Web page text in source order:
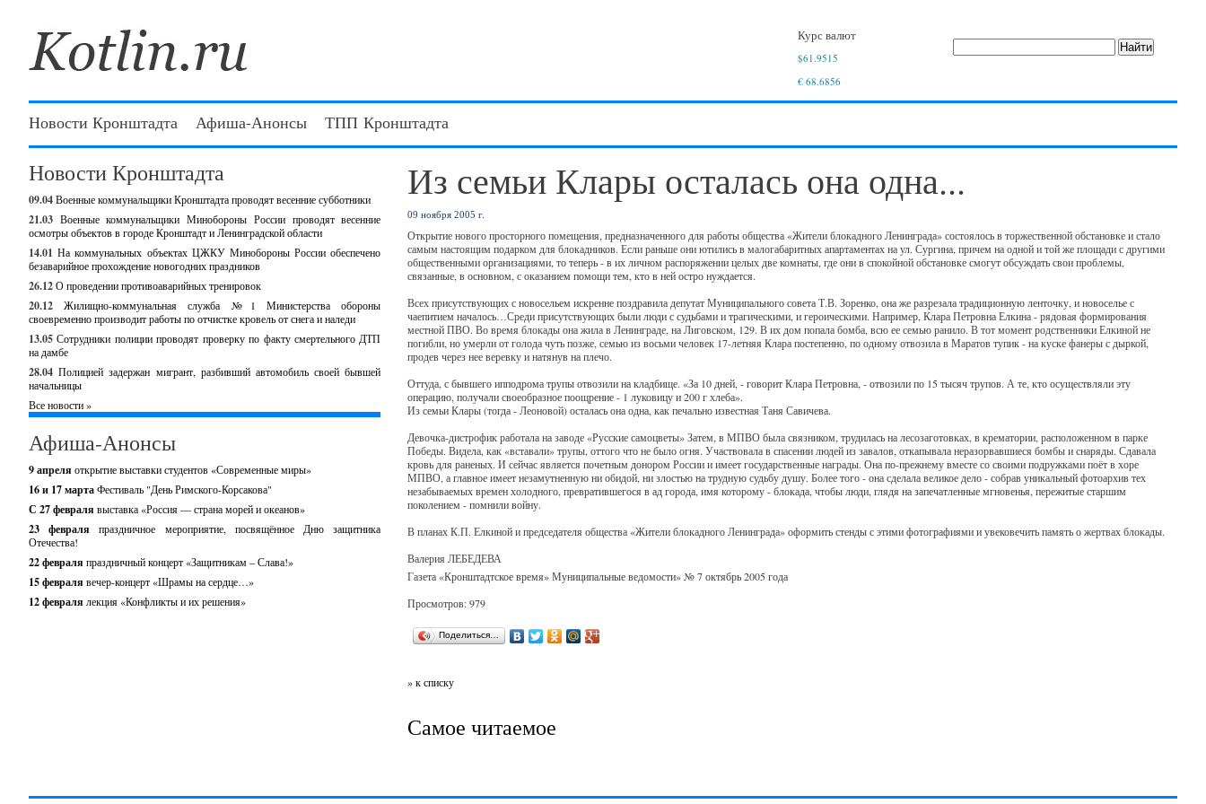
Курс валют
$61.9515
€ 68.6856
Новости Кронштадта Афиша-Анонсы ТПП Кронштадта
Новости Кронштадта
09.04Военные коммунальщики Кронштадта проводят весенние субботники
21.03 Военные коммунальщики Минобороны России проводят весенние
осмотры объектов в городе Кронштадт и Ленинградской области
14.01 На коммунальных объектах ЦЖКУ Минобороны России обеспечено
безаварийное прохождение новогодних праздников
26.12О проведении противоаварийных тренировок
20.12
Жилищно-коммунальная служба №1 Министерства обороны
своевременно производит работы по отчистке кровель от снега и наледи
13.05 Сотрудники полиции проводят проверку по факту смертельного ДТП
на дамбе
28.04 Полицией задержан мигрант, разбивший автомобиль своей бывшей
начальницы
Все новости »
Афиша-Анонсы
9 апреля открытие выставки студентов «Современные миры»
16 и 17 мартаФестиваль "День Римского-Корсакова"
С 27 февраля выставка «Россия — страна морей и океанов»
23 февраляпраздничное мероприятие, посвящённое Дню защитника
Отечества!
22 февраля праздничный концерт «Защитникам – Слава!»
15 февраля вечер-концерт «Шрамы на сердце…»
12 февраля лекция «Конфликты и их решения»
Из семьи Клары осталась она одна...
09 ноября 2005 г.
Открытие нового просторного помещения, предназначенного для работы общества «Жители блокадного Ленинграда» состоялось в торжественной обстановке и стало
самым настоящим подарком для блокадников. Если раньше они ютились в малогабаритных апартаментах на ул. Сургина, причем на одной и той же площади с другими
общественными организациями, то теперь - в их личном распоряжении целых две комнаты, где они в спокойной обстановке смогут обсуждать свои проблемы,
связанные, в основном, с оказанием помощи тем, кто в ней остро нуждается.
Всех присутствующих с новосельем искренне поздравила депутат Муниципального совета Т.В. Зоренко, она же разрезала традиционную ленточку, и новоселье с
чаепитием началось…Среди присутствующих были люди с судьбами и трагическими, и героическими. Например, Клара Петровна Елкина - рядовая формирования
местной ПВО. Во время блокады она жила в Ленинграде, на Лиговском, 129. В их дом попала бомба, всю ее семью ранило. В тот момент родственники Елкиной не
погибли, но умерли от голода чуть позже, семью из восьми человек 17-летняя Клара постепенно, по одному отвозила в Маратов тупик - на куске фанеры с дыркой,
продев через нее веревку и натянув на плечо.
Оттуда, с бывшего ипподрома трупы отвозили на кладбище. «За 10 дней, - говорит Клара Петровна, - отвозили по 15 тысяч трупов. А те, кто осуществляли эту
операцию, получали своеобразное поощрение - 1 луковицу и 200 г хлеба».
Из семьи Клары (тогда - Леоновой) осталась она одна, как печально известная Таня Савичева.
Девочка-дистрофик работала на заводе «Русские самоцветы» Затем, в МПВО была связником, трудилась на лесозаготовках, в крематории, расположенном в парке
Победы. Видела, как «вставали» трупы, оттого что не было огня. Участвовала в спасении людей из завалов, откапывала неразорвавшиеся бомбы и снаряды. Сдавала
кровь для раненых. И сейчас является почетным донором России и имеет государственные награды. Она по-прежнему вместе со своими подружками поёт в хоре
МПВО, а главное имеет незамутненную ни обидой, ни злостью на трудную судьбу душу. Более того - она сделала великое дело - собрав уникальный фотоархив тех
незабываемых времен холодного, превратившегося в ад города, имя которому - блокада, чтобы люди, глядя на запечатленные мгновенья, пережитые старшим
поколением - помнили войну.
В планах К.П. Елкиной и председателя общества «Жители блокадного Ленинграда» оформить стенды с этими фотографиями и увековечить память о жертвах блокады.
Валерия ЛЕБЕДЕВА
Газета «Кронштадтское время» Муниципальные ведомости» № 7 октябрь 2005 года
Просмотров: 979
Поделиться…
» к списку
Самое читаемое